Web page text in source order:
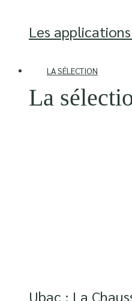
Les
LA SÉLECTION
La
Ubac : La